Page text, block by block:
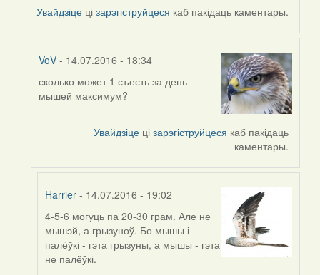
Harrier
Увайдзіце цізарэгіструйцеся каб пакідаць каментары.
VoV- 14.07.2016 - 18:34
In
reply
сколько может 1 съесть за день
мышей максимум?
Увайдзіце цізарэгіструйцеся каб пакідаць
каментары.
Harrier - 14.07.2016 - 19:02
In
reply
to
by
4-5-6 могуць па 20-30 грам. Але не
мышэй, а грызуноў. Бо мышы і
палёўкі - гэта грызуны, а мышы - гэта
не палёўкі.